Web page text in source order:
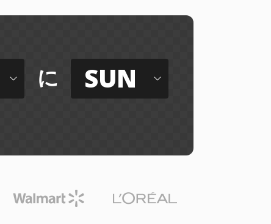
に SUN